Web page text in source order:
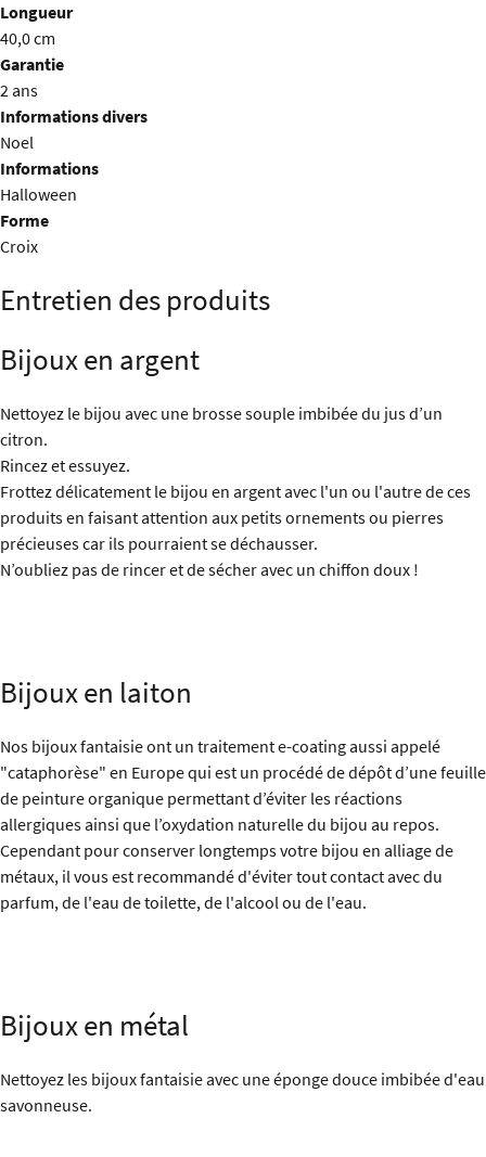
Longueur
40,0 cm
Garantie
2 ans
Informations divers
Noel
Informations
Halloween
Forme
Croix
Entretien des produits
Bijoux en argent
Nettoyez le bijou avec une brosse souple imbibée du jus d’un
citron.
Rincez et essuyez.
Frottez délicatement le bijou en argent avec l'un ou l'autre de ces
produits en faisant attention aux petits ornements ou pierres
précieuses car ils pourraient se déchausser.
N’oubliez pas de rincer et de sécher avec un chiffon doux !
Bijoux en laiton
Nos bijoux fantaisie ont un traitement e-coating aussi appelé
"cataphorèse" en Europe qui est un procédé de dépôt d’une feuille
de peinture organique permettant d’éviter les réactions
allergiques ainsi que l’oxydation naturelle du bijou au repos.
Cependant pour conserver longtemps votre bijou en alliage de
métaux, il vous est recommandé d'éviter tout contact avec du
parfum, de l'eau de toilette, de l'alcool ou de l'eau.
Bijoux en métal
Nettoyez les bijoux fantaisie avec une éponge douce imbibée d'eau
savonneuse.